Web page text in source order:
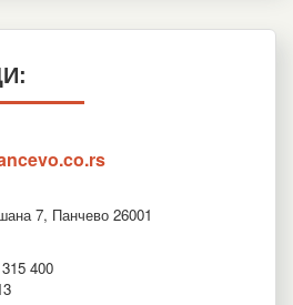
7, Панчево 26001
400